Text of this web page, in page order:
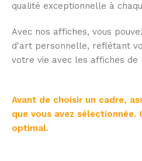
qualité exceptionnelle à
Avec nos affiches, vous
d'art personnelle, reflétant
votre vie avec les affiches de
Avant de choisir un cadre,
que vous avez
optimal.